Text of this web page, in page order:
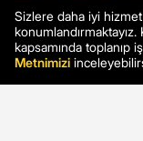
Sizlere daha iyi
kapsamında toplanıp
Metnimizi